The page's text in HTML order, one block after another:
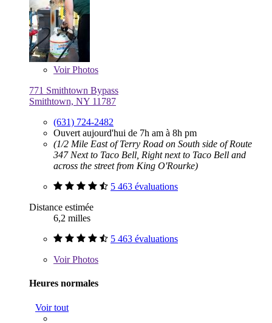
VoirPhotos
771 Smithtown Bypass
Smithtown, NY 11787
(631) 724-2482
Ouvert aujourd'hui de 7h am à 8h pm
(1/2 Mile East of Terry Road on South side of Route
347 Next to Taco Bell, Right next to Taco Bell and
across the street from King O'Rourke)
5 463 évaluations
Distance estimée
6,2 milles
5 463 évaluations
VoirPhotos
Heures normales
Voir tout